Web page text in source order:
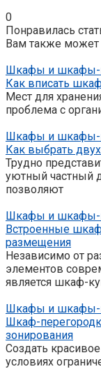
0
Понравилась
Вам также может
Шкафы и шкафы-
Как вписать
Мест для
проблема с
Шкафы и шкафы-
Как выбрать
Трудно
уютный частный
позволяют
Шкафы и шкафы-
Встроенные
размещения
Независимо от
элементов
является шкаф-
Шкафы и шкафы-
Шкаф-
зонирования
Создать
условиях